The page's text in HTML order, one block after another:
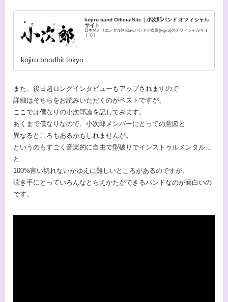
kojiro band OfficialSite｜小次郎バンド オフィシャル
サイト
日本発オリエンタルMixtureバンド小次郎(kojiro)のオフィシャルサイ
トです
kojiro.bhodhit.tokyo
また、後日超ロングインタビューもアップされますので
詳細はそちらをお読みいただくのがベストですが、
ここでは僕なりの小次郎論を記してみます。
あくまで僕なりなので、小次郎メンバーにとっての意図と
異なるところもあるかもしれませんが。
というのもすごく音楽的に自由で型破りでインストゥルメンタル…
と
100%言い切れないがゆえに難しいところがあるのですが、
聴き手にとっていろんなとらえかたができるバンドなのが面白いの
です。